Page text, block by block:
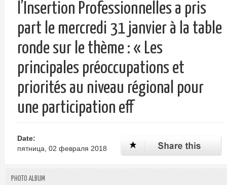
l’Insertion Professionnelles a pris
part le mercredi 31 janvier à la table
ronde sur le thème : « Les
principales préoccupations et
priorités au niveau régional pour
une participation eff
Date:
пятница, 02 февраля 2018
PHOTO ALBUM